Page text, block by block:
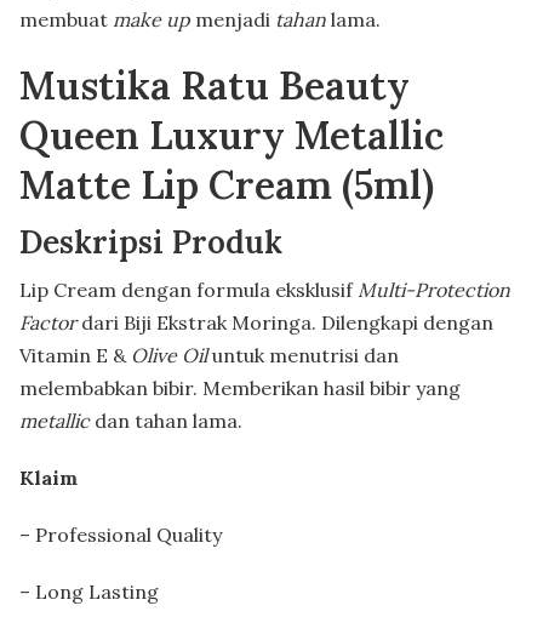
membuat make up menjadi tahan lama.
Mustika Ratu Beauty
Queen Luxury Metallic
Matte Lip Cream (5ml)
Deskripsi Produk
Lip Cream dengan formula eksklusif Multi-Protection
Factordari Biji Ekstrak Moringa. Dilengkapi dengan
Vitamin E & Olive Oiluntuk menutrisi dan
melembabkan bibir. Memberikan hasil bibir yang
metallicdan tahan lama.
Klaim
– Professional Quality
– Long Lasting